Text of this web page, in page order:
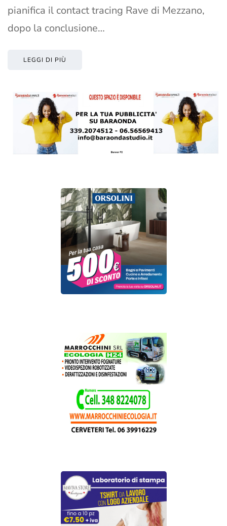
pianifica il contact tracing Rave di Mezzano,
dopo la conclusione…
LEGGI DI PIÙ